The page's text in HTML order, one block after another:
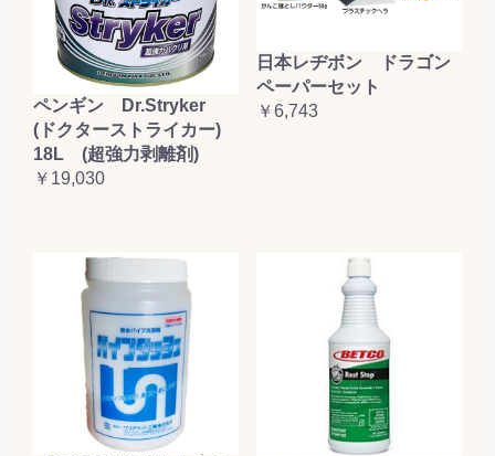
ペンギン Dr.Stryker
(ドクターストライカー)
18L (超強力剥離剤)
￥19,030
日本レヂボン ドラゴン
ペーパーセット
￥6,743